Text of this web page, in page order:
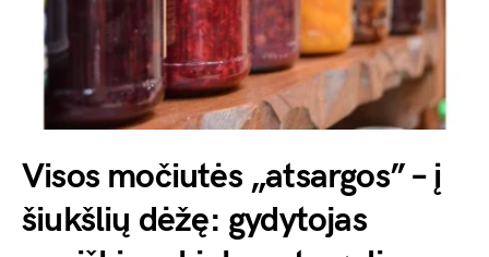
Visos močiutės „atsargos” – į
šiukšlių dėžę: gydytojas